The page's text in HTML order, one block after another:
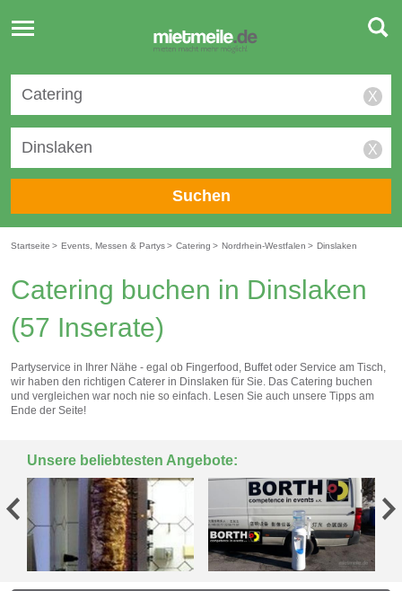
Toggle
navigation
X
X
Suchen
Startseite > Events, Messen & Partys> Catering > Nordrhein-Westfalen > Dinslaken
Catering buchen in Dinslaken
(57 Inserate)
Partyservice in Ihrer Nähe - egal ob Fingerfood, Buffet oder Service am Tisch,
wir haben den richtigen Caterer in Dinslaken für Sie. Das Catering buchen
und vergleichen war noch nie so einfach. Lesen Sie auch unsere Tipps am
Ende der Seite!
Unsere beliebtesten Angebote: